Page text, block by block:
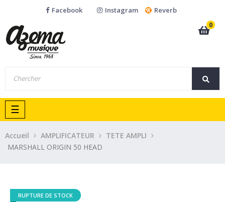
Facebook Instagram
Reverb
0
Basculer
la
navigation
☰
Accueil AMPLIFICATEUR
TETE AMPLI
MARSHALL ORIGIN 50 HEAD
RUPTURE DE STOCK